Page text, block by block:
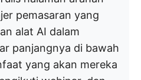
pemasaran yang
alat AI dalam
panjangnya di bawah
yang akan mereka